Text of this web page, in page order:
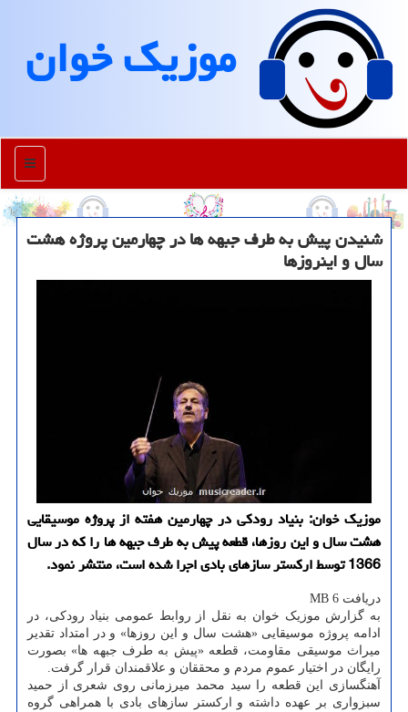
موزیك خوان
منو
شنیدن پیش به طرف جبهه ها در چهارمین پروژه هشت
سال و اینروزها
موزیک خوان: بنیاد رودکی در چهارمین هفته از پروژه موسیقایی
هشت سال و این روزها، قطعه پیش به طرف جبهه ها را که در سال
1366 توسط ارکستر سازهای بادی اجرا شده است، منتشر نمود.
دریافت 6 MB
به گزارش موزیک خوان به نقل از روابط عمومی بنیاد رودکی، در
ادامه پروژه موسیقایی «هشت سال و این روزها» و در امتداد تقدیر
میراث موسیقی مقاومت، قطعه «پیش به طرف جبهه ها» بصورت
رایگان در اختیار عموم مردم و محققان و علاقمندان قرار گرفت.
آهنگسازی این قطعه را سید محمد میرزمانی روی شعری از حمید
سبزواری بر عهده داشته و ارکستر سازهای بادی با همراهی گروه